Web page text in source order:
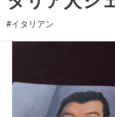
#イタリアン